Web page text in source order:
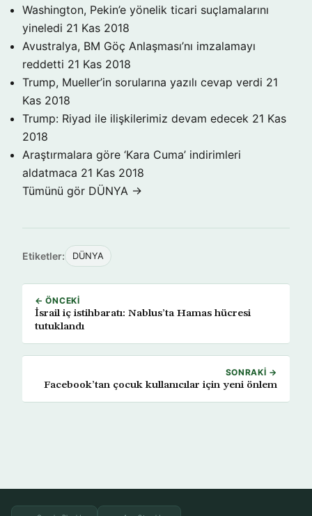
Washington, Pekin’e yönelik ticari suçlamalarını
yineledi 21 Kas 2018
Avustralya, BM Göç Anlaşması’nı imzalamayı
reddetti 21 Kas 2018
Trump, Mueller’in sorularına yazılı cevap verdi 21
Kas 2018
Trump: Riyad ile ilişkilerimiz devam edecek 21 Kas
2018
Araştırmalara göre ‘Kara Cuma’ indirimleri
aldatmaca 21 Kas 2018
Tümünü gör DÜNYA →
Etiketler: DÜNYA
← ÖNCEKI
İsrail iç istihbaratı: Nablus’ta Hamas hücresi
tutuklandı
SONRAKI →
Facebook’tan çocuk kullanıcılar için yeni önlem